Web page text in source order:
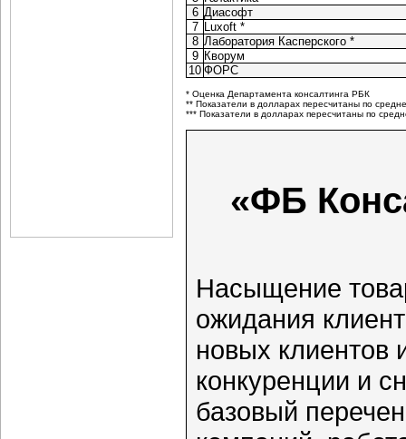
6 Диасофт
7 Luxoft *
8 Лаборатория Касперского *
9 Кворум
10 ФОРС
* Оценка Департамента консалтинга РБК
** Показатели в долларах пересчитаны по
*** Показатели в долларах пересчитаны по
«ФБ
Насыщение
ожидания
новых клиентов
конкуренции и
базовый